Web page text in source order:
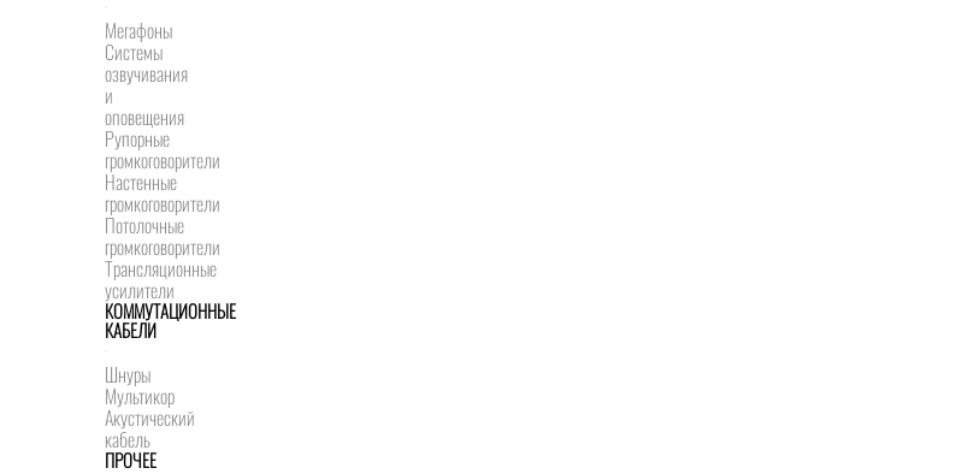
Мегафоны
Системы
озвучивания
и
оповещения
Рупорные
громкоговорители
Настенные
громкоговорители
Потолочные
громкоговорители
Трансляционные
усилители
КОММУТАЦИОННЫЕ
КАБЕЛИ
Шнуры
Мультикор
Акустический
кабель
ПРОЧЕЕ